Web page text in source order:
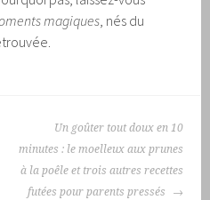
magiques, nés du
Un goûter tout doux en 10
minutes : le moelleux aux prunes
à la poêle et trois autres recettes
futées pour parents pressés